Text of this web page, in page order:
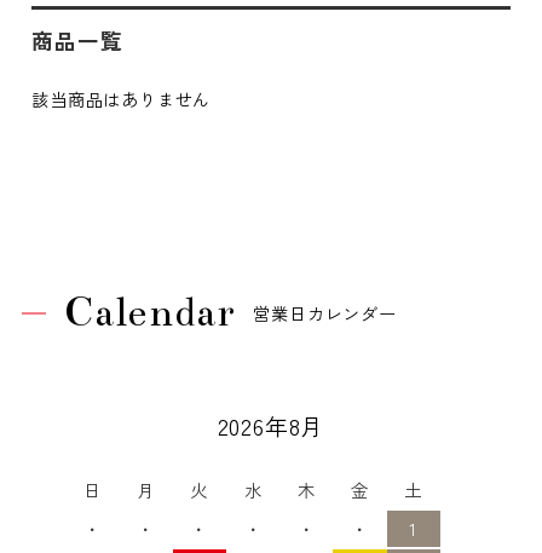
商品一覧
該当商品はありません
Calendar 営業日カレンダー
2026年8月
日 月 火 水 木 金
土
・
・ ・ ・ ・ ・
1